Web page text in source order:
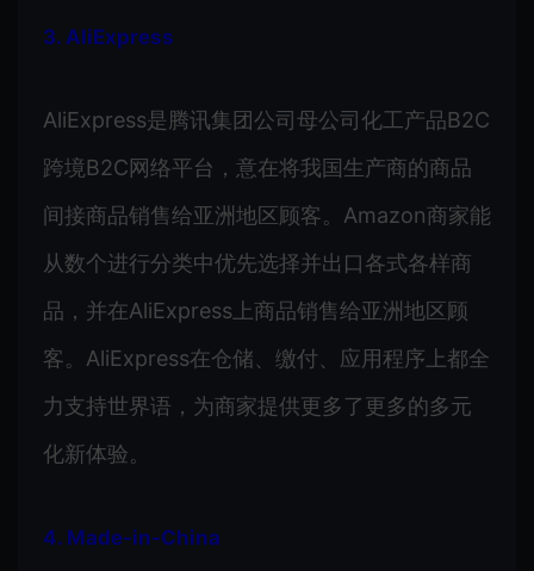
3. AliExpress
AliExpress是腾讯集团公司母公司化工产品B2C
跨境B2C网络平台，意在将我国生产商的商品
间接商品销售给亚洲地区顾客。Amazon商家能
从数个进行分类中优先选择并出口各式各样商
品，并在AliExpress上商品销售给亚洲地区顾
客。AliExpress在仓储、缴付、应用程序上都全
力支持世界语，为商家提供更多了更多的多元
化新体验。
4. Made-in-China